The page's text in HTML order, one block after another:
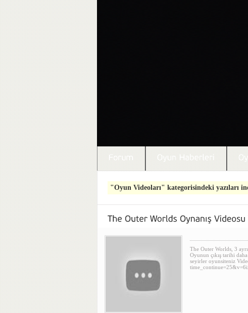
"Oyun Videoları" kategorisindeki yazıları
The Outer Worlds, 3
Oyunun çıkış tarihi
seyirler oyunsiteniz